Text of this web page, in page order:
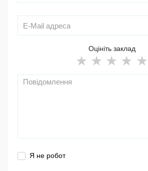
Оцініть заклад
Я не робот